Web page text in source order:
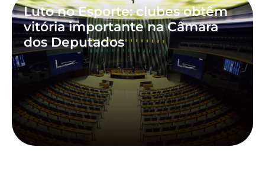
Luto no Esporte: clubes obtêm
vitória importante na Câmara
dos Deputados